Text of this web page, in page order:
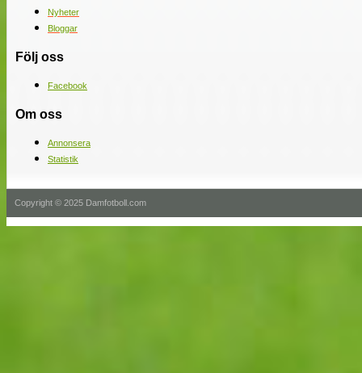
Nyheter
Bloggar
Följ oss
Facebook
Om oss
Annonsera
Statistik
Copyright © 2025 Damfotboll.com